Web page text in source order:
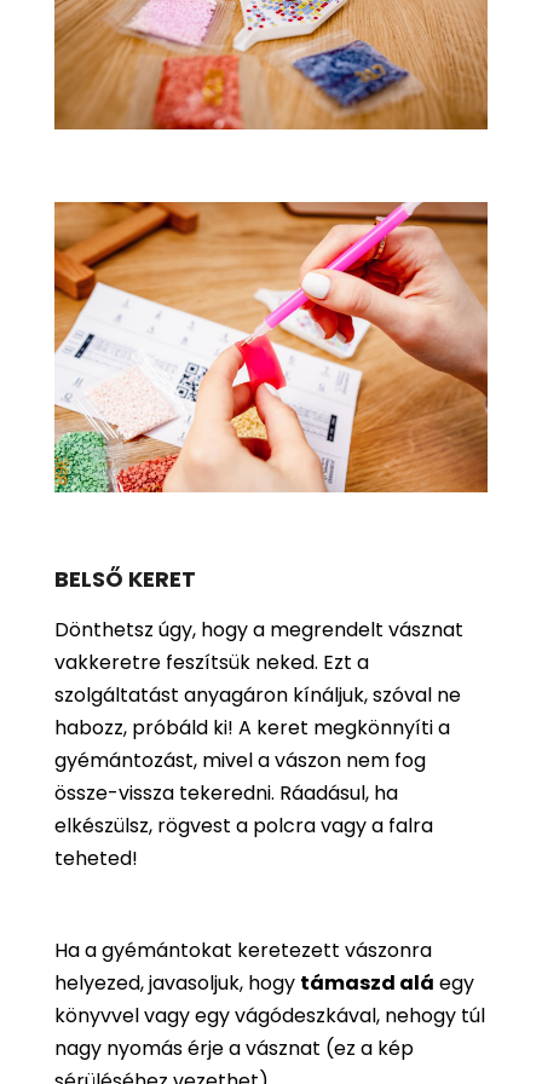
BELSŐ KERET
Dönthetsz úgy, hogy a megrendelt vásznat
vakkeretre feszítsük neked. Ezt a
szolgáltatást anyagáron kínáljuk, szóval ne
habozz, próbáld ki! A keret megkönnyíti a
gyémántozást, mivel a vászon nem fog
össze-vissza tekeredni. Ráadásul, ha
elkészülsz, rögvest a polcra vagy a falra
teheted!
Ha a gyémántokat keretezett vászonra
helyezed, javasoljuk, hogy támaszd alá egy
könyvvel vagy egy vágódeszkával, nehogy túl
nagy nyomás érje a vásznat (ez a kép